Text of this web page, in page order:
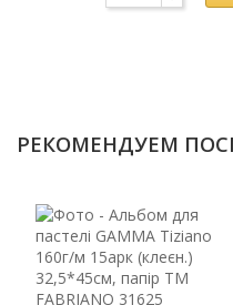
РЕКОМЕНДУЕМ